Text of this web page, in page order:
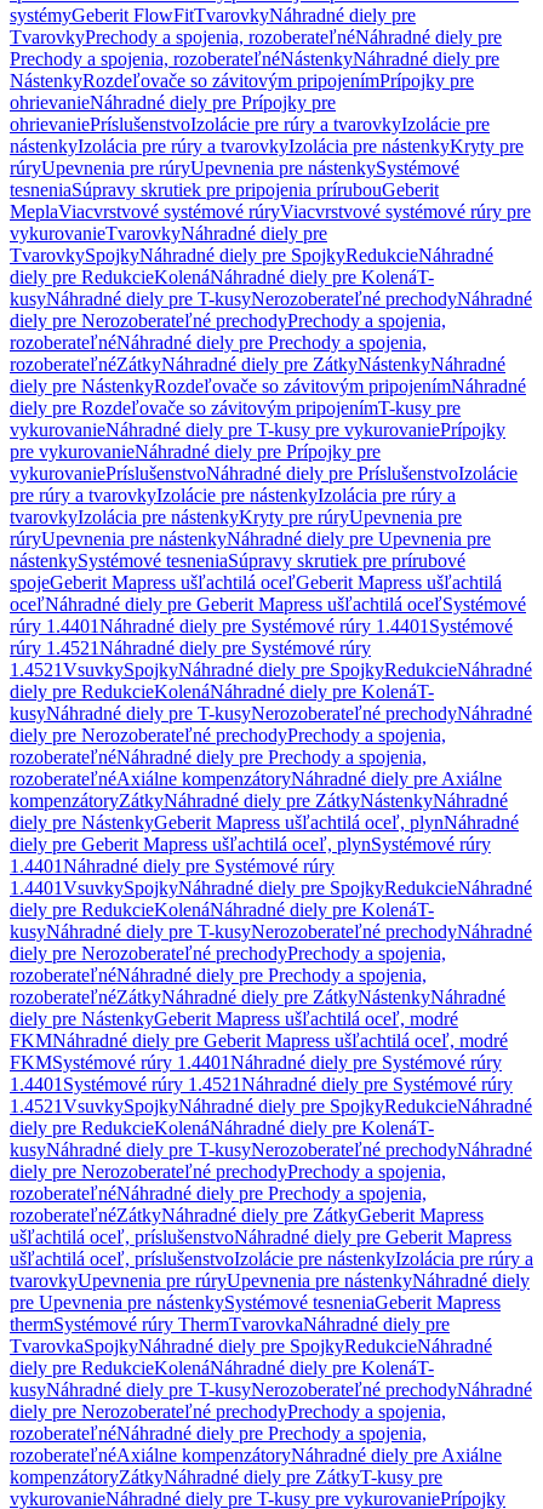
systémyGeberit FlowFitTvarovkyNáhradné diely pre
TvarovkyPrechody a spojenia, rozoberateľnéNáhradné diely pre
Prechody a spojenia, rozoberateľnéNástenkyNáhradné diely pre
NástenkyRozdeľovače so závitovým pripojenímPrípojky pre
ohrievanieNáhradné diely pre Prípojky pre
ohrievaniePríslušenstvoIzolácie pre rúry a tvarovkyIzolácie pre
nástenkyIzolácia pre rúry a tvarovkyIzolácia pre nástenkyKryty pre
rúryUpevnenia pre rúryUpevnenia pre nástenkySystémové
tesneniaSúpravy skrutiek pre pripojenia prírubouGeberit
MeplaViacvrstvové systémové rúryViacvrstvové systémové rúry pre
vykurovanieTvarovkyNáhradné diely pre
TvarovkySpojkyNáhradné diely pre SpojkyRedukcieNáhradné
diely pre RedukcieKolenáNáhradné diely pre KolenáT-
kusyNáhradné diely pre T-kusyNerozoberateľné prechodyNáhradné
diely pre Nerozoberateľné prechodyPrechody a spojenia,
rozoberateľnéNáhradné diely pre Prechody a spojenia,
rozoberateľnéZátkyNáhradné diely pre ZátkyNástenkyNáhradné
diely pre NástenkyRozdeľovače so závitovým pripojenímNáhradné
diely pre Rozdeľovače so závitovým pripojenímT-kusy pre
vykurovanieNáhradné diely pre T-kusy pre vykurovaniePrípojky
pre vykurovanieNáhradné diely pre Prípojky pre
vykurovaniePríslušenstvoNáhradné diely pre PríslušenstvoIzolácie
pre rúry a tvarovkyIzolácie pre nástenkyIzolácia pre rúry a
tvarovkyIzolácia pre nástenkyKryty pre rúryUpevnenia pre
rúryUpevnenia pre nástenkyNáhradné diely pre Upevnenia pre
nástenkySystémové tesneniaSúpravy skrutiek pre prírubové
spojeGeberit Mapress ušľachtilá oceľGeberit Mapress ušľachtilá
oceľNáhradné diely pre Geberit Mapress ušľachtilá oceľSystémové
rúry 1.4401Náhradné diely pre Systémové rúry 1.4401 Systémové
rúry 1.4521Náhradné diely pre Systémové rúry
1.4521VsuvkySpojkyNáhradné diely pre SpojkyRedukcieNáhradné
diely pre RedukcieKolenáNáhradné diely pre KolenáT-
kusyNáhradné diely pre T-kusyNerozoberateľné prechodyNáhradné
diely pre Nerozoberateľné prechodyPrechody a spojenia,
rozoberateľnéNáhradné diely pre Prechody a spojenia,
rozoberateľnéAxiálne kompenzátoryNáhradné diely pre Axiálne
kompenzátoryZátkyNáhradné diely pre ZátkyNástenkyNáhradné
diely pre NástenkyGeberit Mapress ušľachtilá oceľ, plynNáhradné
diely pre Geberit Mapress ušľachtilá oceľ, plynSystémové rúry
1.4401Náhradné diely pre Systémové rúry
1.4401VsuvkySpojkyNáhradné diely pre SpojkyRedukcieNáhradné
diely pre RedukcieKolenáNáhradné diely pre KolenáT-
kusyNáhradné diely pre T-kusyNerozoberateľné prechodyNáhradné
diely pre Nerozoberateľné prechodyPrechody a spojenia,
rozoberateľnéNáhradné diely pre Prechody a spojenia,
rozoberateľnéZátkyNáhradné diely pre ZátkyNástenkyNáhradné
diely pre NástenkyGeberit Mapress ušľachtilá oceľ, modré
FKMNáhradné diely pre Geberit Mapress ušľachtilá oceľ, modré
FKMSystémové rúry 1.4401Náhradné diely pre Systémové rúry
1.4401 Systémové rúry 1.4521Náhradné diely pre Systémové rúry
1.4521VsuvkySpojkyNáhradné diely pre SpojkyRedukcieNáhradné
diely pre RedukcieKolenáNáhradné diely pre KolenáT-
kusyNáhradné diely pre T-kusyNerozoberateľné prechodyNáhradné
diely pre Nerozoberateľné prechodyPrechody a spojenia,
rozoberateľnéNáhradné diely pre Prechody a spojenia,
rozoberateľnéZátkyNáhradné diely pre ZátkyGeberit Mapress
ušľachtilá oceľ, príslušenstvoNáhradné diely pre Geberit Mapress
ušľachtilá oceľ, príslušenstvoIzolácie pre nástenkyIzolácia pre rúry a
tvarovkyUpevnenia pre rúryUpevnenia pre nástenkyNáhradné diely
pre Upevnenia pre nástenkySystémové tesneniaGeberit Mapress
thermSystémové rúry ThermTvarovkaNáhradné diely pre
TvarovkaSpojkyNáhradné diely pre SpojkyRedukcieNáhradné
diely pre RedukcieKolenáNáhradné diely pre KolenáT-
kusyNáhradné diely pre T-kusyNerozoberateľné prechodyNáhradné
diely pre Nerozoberateľné prechodyPrechody a spojenia,
rozoberateľnéNáhradné diely pre Prechody a spojenia,
rozoberateľnéAxiálne kompenzátoryNáhradné diely pre Axiálne
kompenzátoryZátkyNáhradné diely pre ZátkyT-kusy pre
vykurovanieNáhradné diely pre T-kusy pre vykurovaniePrípojky